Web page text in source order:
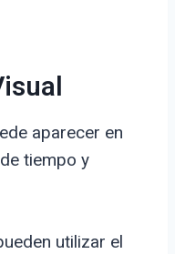
aparecer en
tiempo y
utilizar el